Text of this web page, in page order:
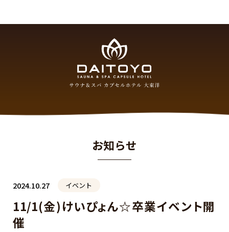
お知らせ
2024.10.27 イベント
11/1(金)けいぴょん☆卒業イベント開
催